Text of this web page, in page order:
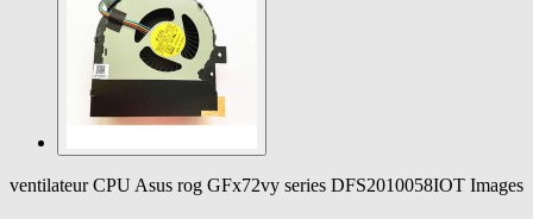
ventilateur CPU Asus rog GFx72vy series DFS2010058IOT Images